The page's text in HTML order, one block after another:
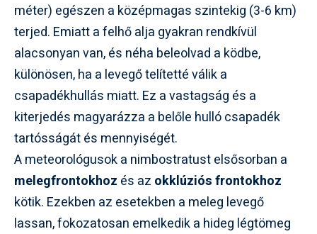
méter) egészen a középmagas szintekig (3-6 km)
terjed. Emiatt a felhő alja gyakran rendkívül
alacsonyan van, és néha beleolvad a ködbe,
különösen, ha a levegő telítetté válik a
csapadékhullás miatt. Ez a vastagság és a
kiterjedés magyarázza a belőle hulló csapadék
tartósságát és mennyiségét.
A meteorológusok a nimbostratust elsősorban a
melegfrontokhoz és az okklúziós frontokhoz
kötik. Ezekben az esetekben a meleg levegő
lassan, fokozatosan emelkedik a hideg légtömeg